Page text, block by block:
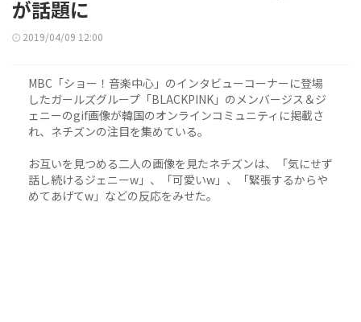
が話題に
2019/04/09 12:00
MBC「ショー！音楽中心」のインタビューコーナーに登場
したガールズグループ「BLACKPINK」のメンバージス＆ジ
ェニーのgif画像が韓国のオンラインコミュニティに掲載さ
れ、ネチズンの注目を集めている。
お互いを見つめる二人の画像を見たネチズンは、「気にせず
話し続けるジェニーw」、「可愛いw」、「緊張するからや
めてあげてw」などの反応をみせた。